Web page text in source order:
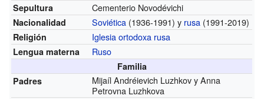
Sepultura Cementerio Novodévichi
Nacionalidad Soviética (1936-1991) y rusa (1991-2019)
Religión Iglesia ortodoxa rusa
Lengua materna Ruso
Familia
Padres
Mijaíl Andréievich Luzhkov y Anna
Petrovna Luzhkova